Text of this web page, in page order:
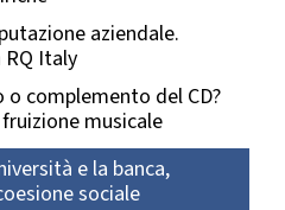
aziendale.
Italy
complemento del CD?
musicale
e la banca,
sociale